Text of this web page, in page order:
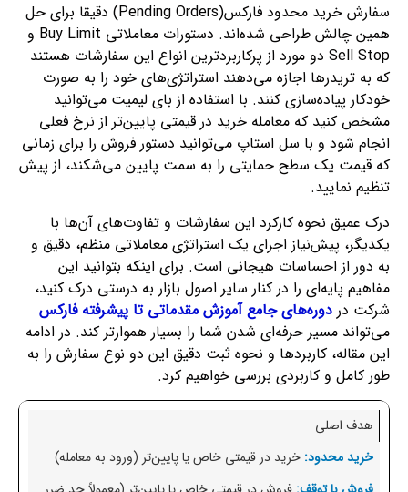
سفارش خرید محدود فارکس(Pending Orders) دقیقا برای حل
همین چالش طراحی شده‌اند. دستورات معاملاتی Buy Limit و
Sell Stop دو مورد از پرکاربردترین انواع این سفارشات هستند
که به تریدرها اجازه می‌دهند استراتژی‌های خود را به صورت
خودکار پیاده‌سازی کنند. با استفاده از بای لیمیت می‌توانید
مشخص کنید که معامله خرید در قیمتی پایین‌تر از نرخ فعلی
انجام شود و با سل استاپ می‌توانید دستور فروش را برای زمانی
که قیمت یک سطح حمایتی را به سمت پایین می‌شکند، از پیش
تنظیم نمایید.
درک عمیق نحوه کارکرد این سفارشات و تفاوت‌های آن‌ها با
یکدیگر، پیش‌نیاز اجرای یک استراتژی معاملاتی منظم، دقیق و
به دور از احساسات هیجانی است. برای اینکه بتوانید این
مفاهیم پایه‌ای را در کنار سایر اصول بازار به درستی درک کنید،
شرکت در دوره‌های جامع آموزش مقدماتی تا پیشرفته فارکس
می‌تواند مسیر حرفه‌ای شدن شما را بسیار هموارتر کند. در ادامه
این مقاله، کاربردها و نحوه ثبت دقیق این دو نوع سفارش را به
طور کامل و کاربردی بررسی خواهیم کرد.
هدف اصلی
خرید در قیمتی خاص یا پایین‌تر (ورود به معامله)